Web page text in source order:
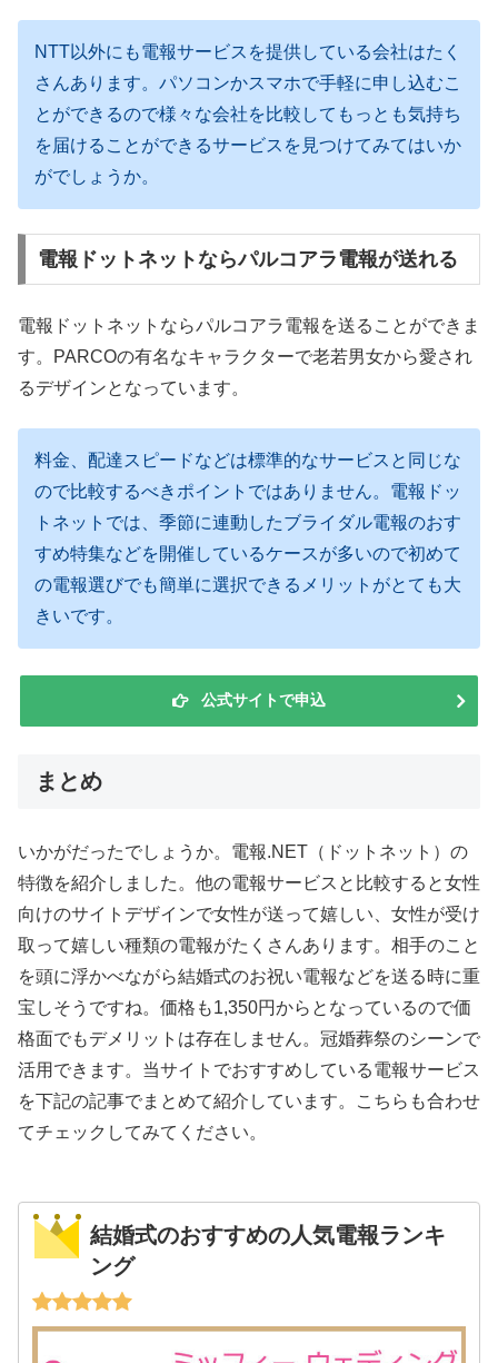
NTT以外にも電報サービスを提供している会社はたく
さんあります。パソコンかスマホで手軽に申し込むこ
とができるので様々な会社を比較してもっとも気持ち
を届けることができるサービスを見つけてみてはいか
がでしょうか。
電報ドットネットならパルコアラ電報が送れる
電報ドットネットならパルコアラ電報を送ることができま
す。PARCOの有名なキャラクターで老若男女から愛され
るデザインとなっています。
料金、配達スピードなどは標準的なサービスと同じな
ので比較するべきポイントではありません。電報ドッ
トネットでは、季節に連動したブライダル電報のおす
すめ特集などを開催しているケースが多いので初めて
の電報選びでも簡単に選択できるメリットがとても大
きいです。
公式サイトで申込
まとめ
いかがだったでしょうか。電報.NET（ドットネット）の
特徴を紹介しました。他の電報サービスと比較すると女性
向けのサイトデザインで女性が送って嬉しい、女性が受け
取って嬉しい種類の電報がたくさんあります。相手のこと
を頭に浮かべながら結婚式のお祝い電報などを送る時に重
宝しそうですね。価格も1,350円からとなっているので価
格面でもデメリットは存在しません。冠婚葬祭のシーンで
活用できます。当サイトでおすすめしている電報サービス
を下記の記事でまとめて紹介しています。こちらも合わせ
てチェックしてみてください。
結婚式のおすすめの人気電報ランキ
ング